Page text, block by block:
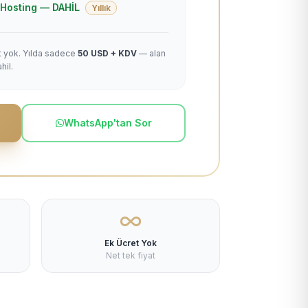
— DAHİL Yıllık
Yılda sadece 50 USD + KDV — alan
WhatsApp'tan Sor
Ek Ücret Yok
Net tek fiyat